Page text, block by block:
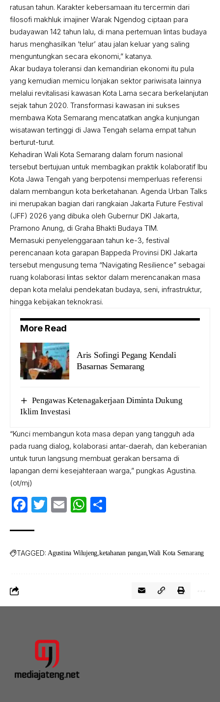
ratusan tahun. Karakter kebersamaan itu tercermin dari
filosofi makhluk imajiner Warak Ngendog ciptaan para
budayawan 142 tahun lalu, di mana pertemuan lintas budaya
harus menghasilkan ‘telur’ atau jalan keluar yang saling
menguntungkan secara ekonomi,” katanya.
Akar budaya toleransi dan kemandirian ekonomi itu pula
yang kemudian memicu lonjakan sektor pariwisata lainnya
melalui revitalisasi kawasan Kota Lama secara berkelanjutan
sejak tahun 2020. Transformasi kawasan ini sukses
membawa Kota Semarang mencatatkan angka kunjungan
wisatawan tertinggi di Jawa Tengah selama empat tahun
berturut-turut.
Kehadiran Wali Kota Semarang dalam forum nasional
tersebut bertujuan untuk membagikan praktik kolaboratif Ibu
Kota Jawa Tengah yang berpotensi memperluas referensi
dalam membangun kota berketahanan. Agenda Urban Talks
ini merupakan bagian dari rangkaian Jakarta Future Festival
(JFF) 2026 yang dibuka oleh Gubernur DKI Jakarta,
Pramono Anung, di Graha Bhakti Budaya TIM.
Memasuki penyelenggaraan tahun ke-3, festival
perencanaan kota garapan Bappeda Provinsi DKI Jakarta
tersebut mengusung tema “Navigating Resilience” sebagai
ruang kolaborasi lintas sektor dalam merencanakan masa
depan kota melalui pendekatan budaya, seni, infrastruktur,
hingga kebijakan teknokrasi.
More Read
Aris Sofingi Pegang Kendali
Basarnas Semarang
Pengawas Ketenagakerjaan Diminta Dukung
Iklim Investasi
“Kunci membangun kota masa depan yang tangguh ada
pada ruang dialog, kolaborasi antar-daerah, dan keberanian
untuk turun langsung membuat gerakan bersama di
lapangan demi kesejahteraan warga,” pungkas Agustina.
(ot/mj)
Facebook
Twitter
EmailWhatsApp
TAGGED: Agustina Wilujeng ketahanan pangan Wali Kota Semarang